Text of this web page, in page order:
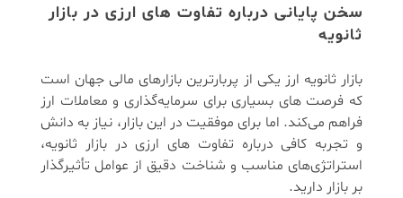
سخن پایانی درباره تفاوت های ارزی در بازار
ثانویه
بازار ثانویه ارز یکی از پربارترین بازارهای مالی جهان است
که فرصت ‌های بسیاری برای سرمایه‌گذاری و معاملات ارز
فراهم می‌کند. اما برای موفقیت در این بازار، نیاز به دانش
و تجربه کافی درباره تفاوت های ارزی در بازار ثانویه،
استراتژی‌های مناسب و شناخت دقیق از عوامل تأثیرگذار
بر بازار دارید.